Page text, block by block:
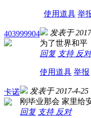
使用道具 举
403999904 发表于
为了世界和平
回复 支持 反对
使用道具 举报
卡诺 发表于 2017-4-25
刚毕业那会 家里给
回复 支持 反对